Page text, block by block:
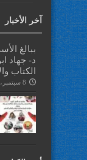
آخر الأخبار
ببالغ
د- جهاد
الكتاب
8 سبتمبر، 2025